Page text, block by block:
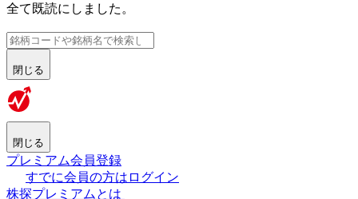
全て既読にしました。
閉じる
閉じる
プレミアム会員登録
すでに会員の方はログイン
株探プレミアムとは